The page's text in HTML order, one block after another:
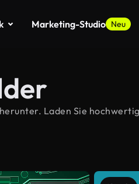
Marketing-Studio Neu
Laden Sie